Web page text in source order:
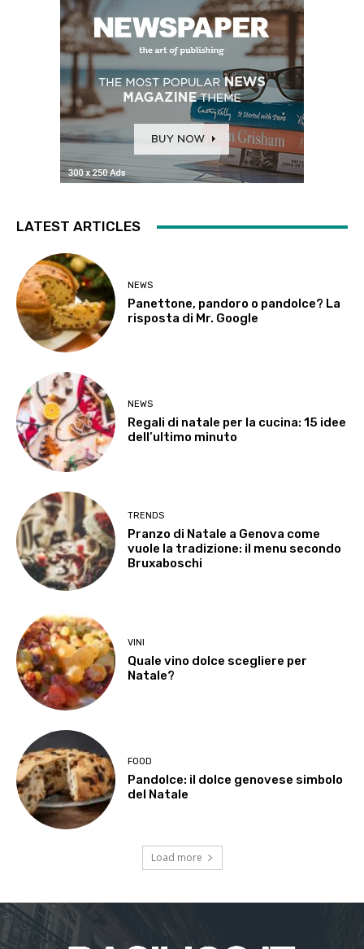
LATEST ARTICLES
NEWS
Panettone, pandoro o pandolce? La
risposta di Mr. Google
NEWS
Regali di natale per la cucina: 15 idee
dell’ultimo minuto
TRENDS
Pranzo di Natale a Genova come
vuole la tradizione: il menu secondo
Bruxaboschi
VINI
Quale vino dolce scegliere per
Natale?
FOOD
Pandolce: il dolce genovese simbolo
del Natale
Load more